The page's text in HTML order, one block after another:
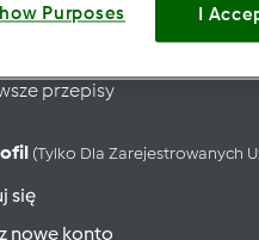
przepisy
przepisy
(tylko Dla Zarejestrowanych
się
nowe konto
Purposes I